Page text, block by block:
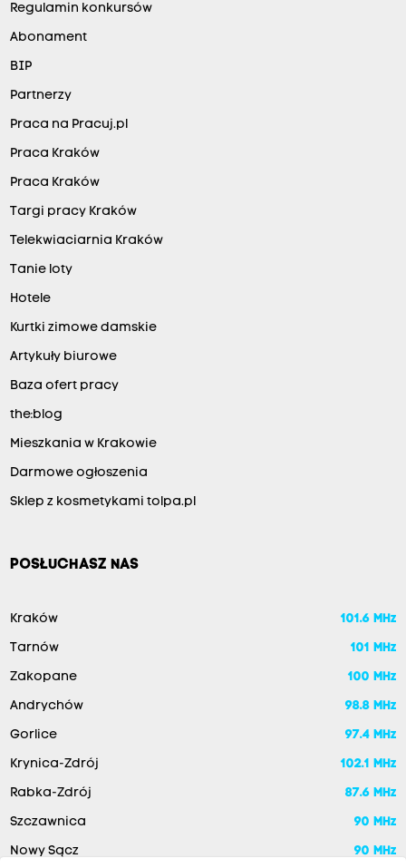
Regulamin konkursów
Abonament
BIP
Partnerzy
Praca na Pracuj.pl
Praca Kraków
Praca Kraków
Targi pracy Kraków
Telekwiaciarnia Kraków
Tanie loty
Hotele
Kurtki zimowe damskie
Artykuły biurowe
Baza ofert pracy
the:blog
Mieszkania w Krakowie
Darmowe ogłoszenia
Sklep z kosmetykami tolpa.pl
POSŁUCHASZ NAS
Kraków 101.6 MHz
Tarnów 101 MHz
Zakopane 100 MHz
Andrychów 98.8 MHz
Gorlice 97.4 MHz
Krynica-Zdrój 102.1 MHz
Rabka-Zdrój 87.6 MHz
Szczawnica 90 MHz
Nowy Sącz 90 MHz